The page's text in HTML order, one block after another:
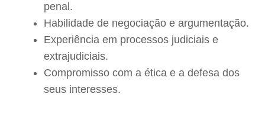
penal.
Habilidade de negociação e argumentação.
Experiência em processos judiciais e
extrajudiciais.
Compromisso com a ética e a defesa dos
seus interesses.